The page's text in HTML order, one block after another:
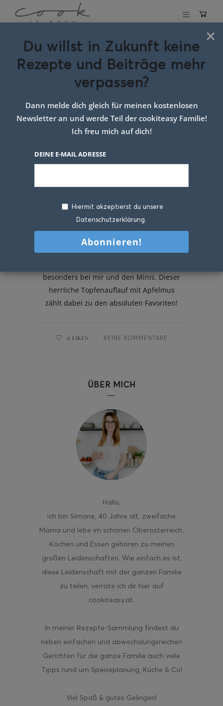
Schlagwort:süßer
topfenauflauf
Topfenauflauf mit Apfelmus
besonders bei mir und den Minis. Dieser
herrliche Topfenauflauf mit Apfelmus
zählt dabei zu den absoluten Favoriten!
6 LIKES KEINE KOMMENTARE
ÜBER MICH
Hallo,
ich bin Simone, 40 Jahre alt, zweifache
Mama und lebe im schönen Oberösterreich.
Kochen und Essen gehören zu meinen
großen Leidenschaften. Wie einfach es ist,
diese Leidenschaft mit der ganzen Familie
zu teilen, verrate ich dir hier auf
cookiteasy.at.
In meiner Rezepte-Sammlung findest du
neben einfachen und abwechslungsreichen
Gerichten für die ganze Familie auch viele
Tipps rund um Speiseplanung, Küche & Co!
Viel Spaß & gutes Gelingen!
×
Du willst in Zukunft keine
Rezepte und Beiträge mehr
verpassen?
Dann melde dich gleich für meinen kostenlosen
Newsletter an und werde Teil der cookiteasy Familie!
Ich freu mich auf dich!
DEINE E-MAIL ADRESSE
Hiermit akzeptierst du unsere
Datenschutzerklärung.